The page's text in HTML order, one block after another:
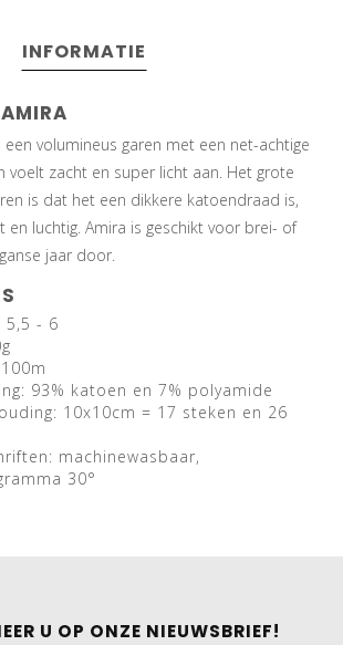
INFORMATIE
een volumineus garen met een net-achtige
voelt zacht en super licht aan. Het grote
is dat het een dikkere katoendraad is,
en luchtig. Amira is geschikt voor brei- of
jaar door.
5,5 - 6
93% katoen en 7% polyamide
10x10cm = 17 steken en 26
machinewasbaar,
30°
U OP ONZE NIEUWSBRIEF!